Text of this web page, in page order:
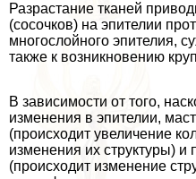
Разрастание тканей
(сосочков) на эпителии
многослойного эпителия,
также к возникновению
В зависимости от того,
изменения в эпителии,
(происходит увеличение
изменения их структуры)
(происходит изменение